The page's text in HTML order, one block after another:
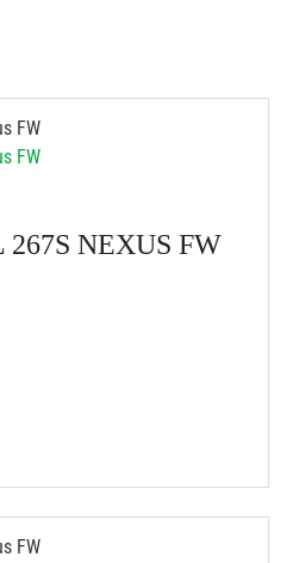
267S NEXUS FW